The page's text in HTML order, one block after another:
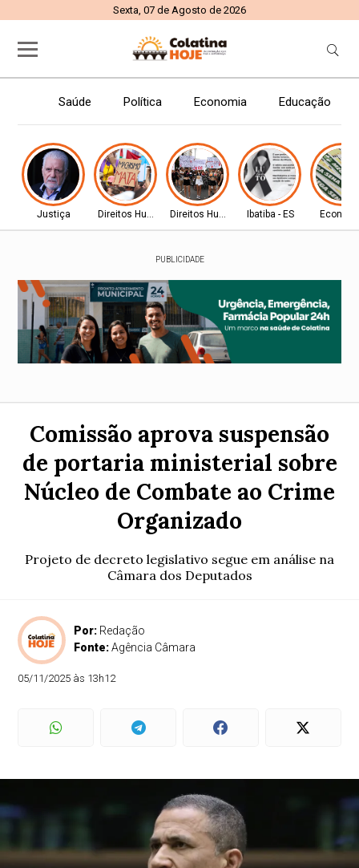
Sexta, 07 de Agosto de 2026
Saúde Política Economia Educação
Justiça Direitos HumanosDireitos Humanos Ibatiba - ES
PUBLICIDADE
Comissão aprova suspensão
de portaria ministerial sobre
Núcleo de Combate ao Crime
Organizado
Projeto de decreto legislativo segue em análise na
Câmara dos Deputados
Por: Redação
Fonte:Agência Câmara
05/11/2025 às 13h12